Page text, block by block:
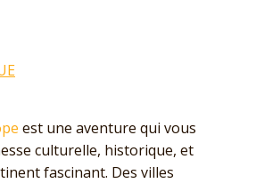
est une aventure qui vous
culturelle, historique, et
fascinant. Des villes